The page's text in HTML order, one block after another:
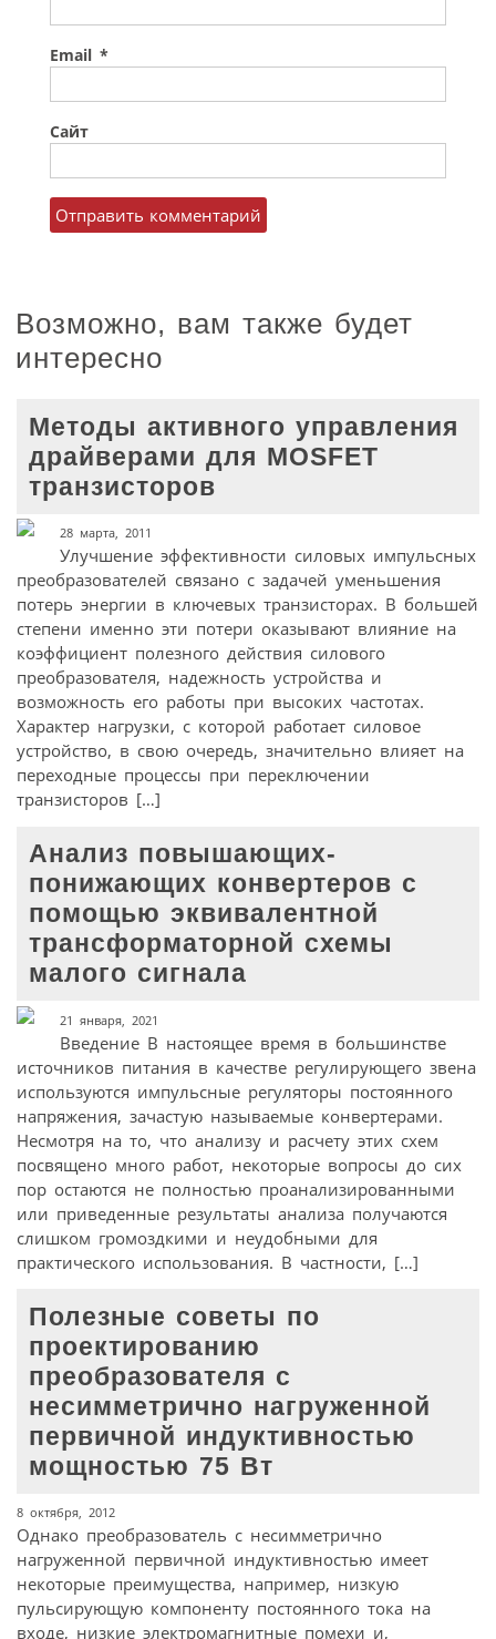
Email *
Сайт
Возможно, вам также будет
интересно
Методы активного управления
драйверами для MOSFET
транзисторов
28 марта, 2011
Улучшение эффективности силовых импульсных
преобразователей связано с задачей уменьшения
потерь энергии в ключевых транзисторах. В большей
степени именно эти потери оказывают влияние на
коэффициент полезного действия силового
преобразователя, надежность устройства и
возможность его работы при высоких частотах.
Характер нагрузки, с которой работает силовое
устройство, в свою очередь, значительно влияет на
переходные процессы при переключении
транзисторов […]
Анализ повышающих-
понижающих конвертеров с
помощью эквивалентной
трансформаторной схемы
малого сигнала
21 января, 2021
Введение В настоящее время в большинстве
источников питания в качестве регулирующего звена
используются импульсные регуляторы постоянного
напряжения, зачастую называемые конвертерами.
Несмотря на то, что анализу и расчету этих схем
посвящено много работ, некоторые вопросы до сих
пор остаются не полностью проанализированными
или приведенные результаты анализа получаются
слишком громоздкими и неудобными для
практического использования. В частности, […]
Полезные советы по
проектированию
преобразователя с
несимметрично нагруженной
первичной индуктивностью
мощностью 75 Вт
8 октября, 2012
Однако преобразователь с несимметрично
нагруженной первичной индуктивностью имеет
некоторые преимущества, например, низкую
пульсирующую компоненту постоянного тока на
входе, низкие электромагнитные помехи и,